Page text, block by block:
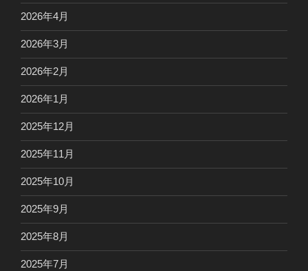
2026年4月
2026年3月
2026年2月
2026年1月
2025年12月
2025年11月
2025年10月
2025年9月
2025年8月
2025年7月